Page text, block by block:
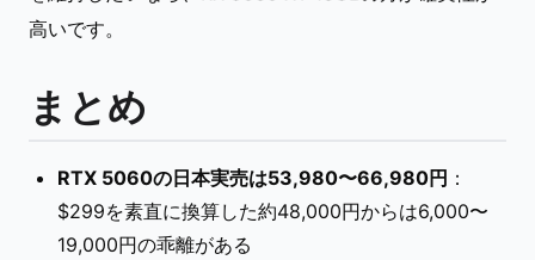
高いです。
まとめ
RTX 5060の日本実売は53,980〜66,980円 ：
$299を素直に換算した約48,000円からは6,000〜
19,000円の乖離がある